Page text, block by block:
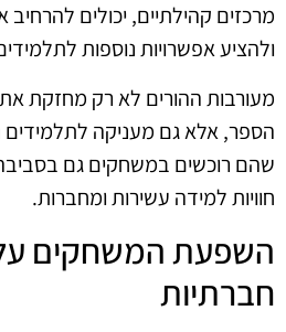
מרכזים קהילתיים, יכולים
ולהציע אפשרויות נוספות
מעורבות ההורים לא רק מחזקת
הספר, אלא גם מעניקה לתלמידים
שהם רוכשים במשחקים גם בסביבה
חוויות למידה עשירות ומחברות.
השפעת המשחקים על
חברתיות